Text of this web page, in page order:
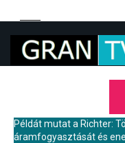
Példát mutat a Richter:
áramfogyasztását és